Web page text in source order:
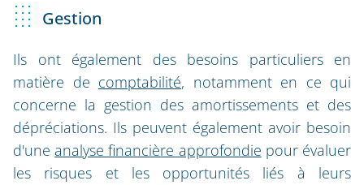
Gestion
Ils ont également des besoins particuliers en
matière de comptabilité, notamment en ce qui
concerne la gestion des amortissements et des
dépréciations. Ils peuvent également avoir besoin
d'uneanalyse financière approfondie pour évaluer
les risques et les opportunités liés à leurs